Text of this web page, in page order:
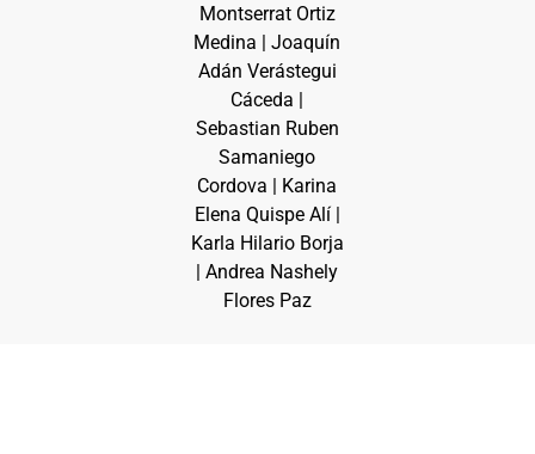
Montserrat Ortiz
Medina | Joaquín
Adán Verástegui
Cáceda |
Sebastian Ruben
Samaniego
Cordova | Karina
Elena Quispe Alí |
Karla Hilario Borja
| Andrea Nashely
Flores Paz